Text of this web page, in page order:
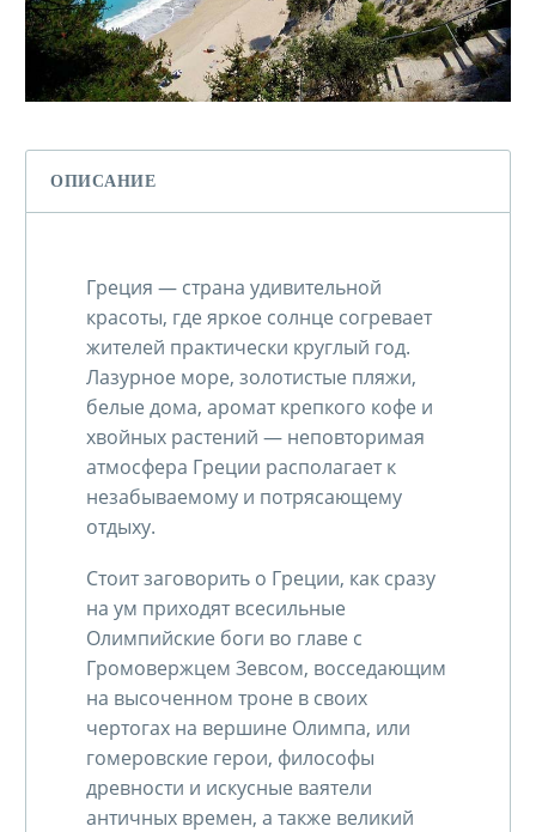
ОПИСАНИЕ
Греция — страна удивительной
красоты, где яркое солнце согревает
жителей практически круглый год.
Лазурное море, золотистые пляжи,
белые дома, аромат крепкого кофе и
хвойных растений — неповторимая
атмосфера Греции располагает к
незабываемому и потрясающему
отдыху.
Стоит заговорить о Греции, как сразу
на ум приходят всесильные
Олимпийские боги во главе с
Громовержцем Зевсом, восседающим
на высоченном троне в своих
чертогах на вершине Олимпа, или
гомеровские герои, философы
древности и искусные ваятели
античных времен, а также великий